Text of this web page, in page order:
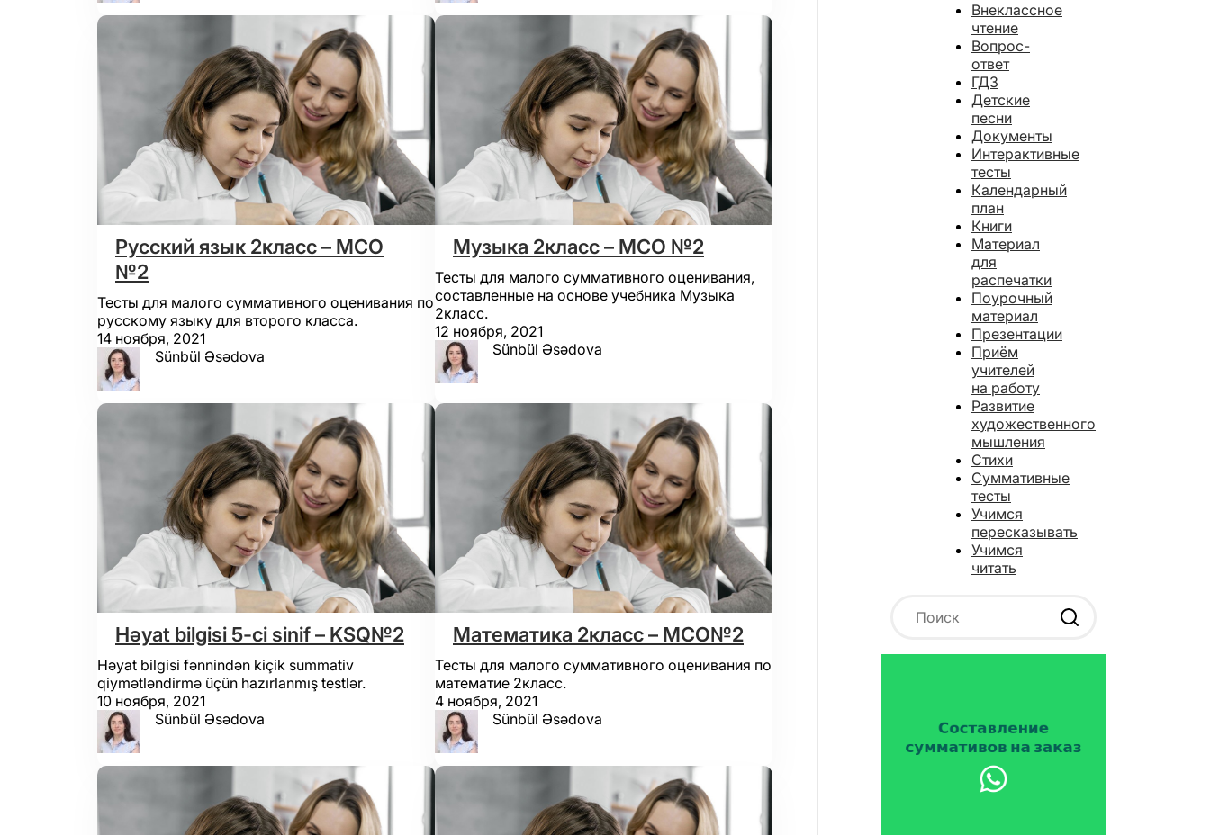
Русский язык 2класс – МСО
№2
Тесты для малого суммативного оценивания по
русскому языку для второго класса.
14 ноября, 2021
Sünbül Əsədova
Музыка 2класс – МСО №2
Тесты для малого суммативного оценивания,
составленные на основе учебника Музыка
2класс.
12 ноября, 2021
Sünbül Əsədova
Həyat bilgisi 5-ci sinif – KSQ№2
Həyat bilgisi fənnindən kiçik summativ
qiymətləndirmə üçün hazırlanmış testlər.
10 ноября, 2021
Sünbül Əsədova
Математика 2класс – МСО№2
Тесты для малого суммативного оценивания по
математие 2класс.
4 ноября, 2021
Sünbül Əsədova
Внеклассное
чтение
Вопрос-
ответ
ГДЗ
Детские
песни
Документы
Интерактивные
тесты
Календарный
план
Книги
Материал
для
распечатки
Поурочный
материал
Презентации
Приём
учителей
на работу
Развитие
художественного
мышления
Стихи
Суммативные
тесты
Учимся
пересказывать
Учимся
читать